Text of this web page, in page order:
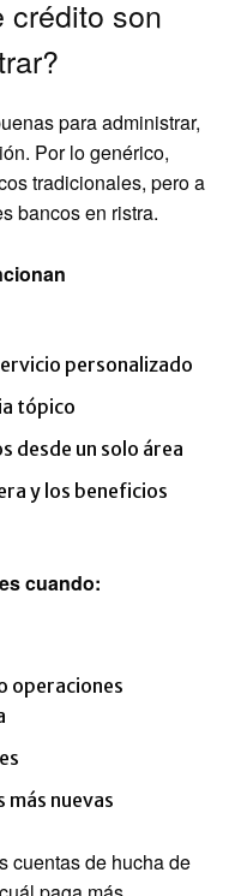
crédito son
para administrar,
Por lo genérico,
tradicionales, pero a
bancos en ristra.
personalizado
tópico
desde un solo área
y los beneficios
cuando:
operaciones
más nuevas
cuentas de hucha de